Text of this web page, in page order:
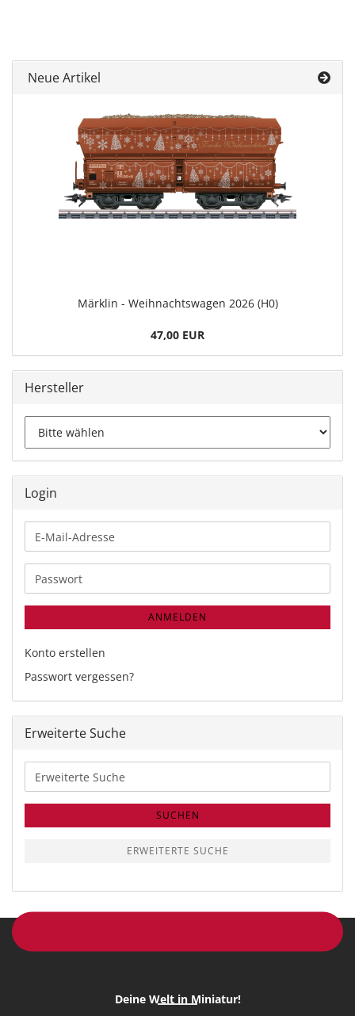
Neue Artikel
Märklin - Weihnachtswagen 2026 (H0)
47,00 EUR
Hersteller
Login
E-
Mail-
Adresse
Passwort
ANMELDEN
Konto erstellen
Passwort vergessen?
Erweiterte Suche
Suche
SUCHEN
ERWEITERTE SUCHE
Deine Welt in Miniatur!